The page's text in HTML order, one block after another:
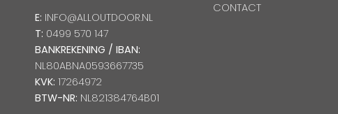
E: INFO@ALLOUTDOOR.NL
T: 0499 570 147
BANKREKENING / IBAN:
NL80ABNA0593667735
KVK: 17264972
BTW-NR: NL821384764B01
CONTACT